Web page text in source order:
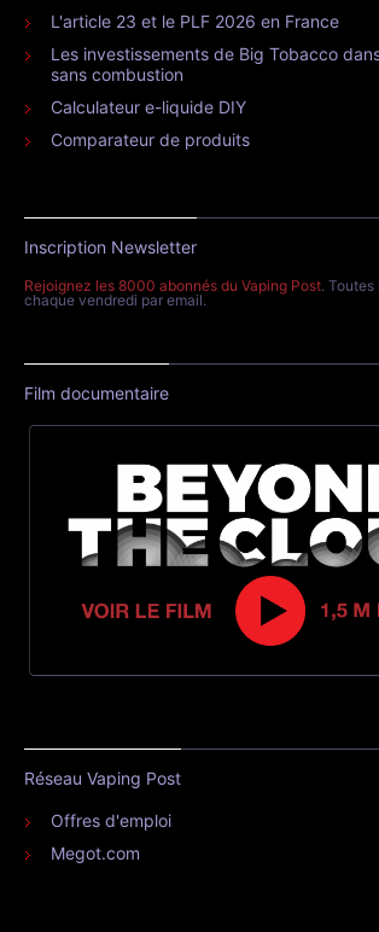
L'article 23 et le PLF 2026 en France
Les investissements de Big Tobacco
sans combustion
Calculateur e-liquide DIY
Comparateur de produits
Inscription Newsletter
Rejoignez les 8000 abonnés du Vaping Post.
chaque vendredi par email.
Film documentaire
Réseau Vaping Post
Offres d'emploi
Megot.com